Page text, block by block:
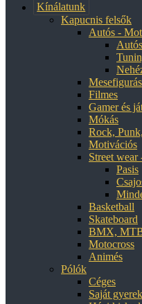
Kínálatunk
Kapucnis felsők
Autós -
Autós
Mesefigurás
Filmes
Gamer és
Mókás
Rock,
Motivációs
Street
Pasis
Basketball
Skateboard
BMX,
Motocross
Animés
Pólók
Céges
Saját